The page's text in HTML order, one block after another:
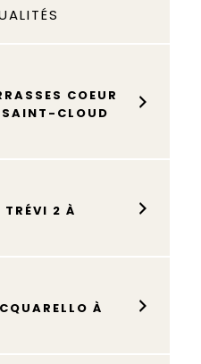
COEUR
SAINT-CLOUD
2 À
À